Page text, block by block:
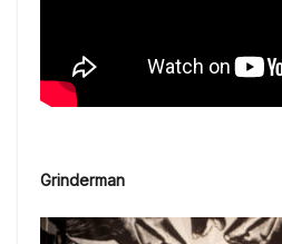
Grinderman